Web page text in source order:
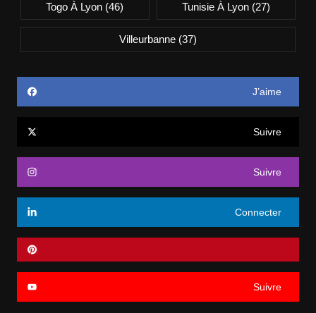
Togo À Lyon (46) Tunisie À Lyon(27)
Villeurbanne(37)
J’aime
Suivre
Suivre
Connecter
Suivre